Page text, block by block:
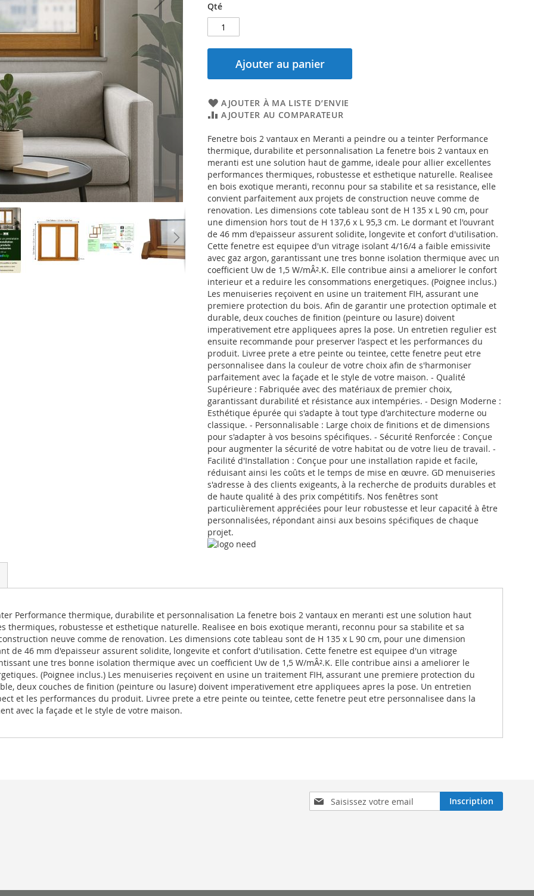
Qté
Ajouter au panier
AJOUTER À MA LISTE D’ENVIE
AJOUTER AU COMPARATEUR
Fenetre bois 2 vantaux en Meranti a peindre ou a teinter Performance
thermique, durabilite et personnalisation La fenetre bois 2 vantaux en
meranti est une solution haut de gamme, ideale pour allier excellentes
performances thermiques, robustesse et esthetique naturelle. Realisee
en bois exotique meranti, reconnu pour sa stabilite et sa resistance, elle
convient parfaitement aux projets de construction neuve comme de
renovation. Les dimensions cote tableau sont de H 135 x L 90 cm, pour
une dimension hors tout de H 137,6 x L 95,3 cm. Le dormant et l'ouvrant
de 46 mm d'epaisseur assurent solidite, longevite et confort d'utilisation.
Cette fenetre est equipee d'un vitrage isolant 4/16/4 a faible emissivite
avec gaz argon, garantissant une tres bonne isolation thermique avec un
coefficient Uw de 1,5 W/mÂ².K. Elle contribue ainsi a ameliorer le confort
interieur et a reduire les consommations energetiques. (Poignee inclus.)
Les menuiseries reçoivent en usine un traitement FIH, assurant une
premiere protection du bois. Afin de garantir une protection optimale et
durable, deux couches de finition (peinture ou lasure) doivent
imperativement etre appliquees apres la pose. Un entretien regulier est
ensuite recommande pour preserver l'aspect et les performances du
produit. Livree prete a etre peinte ou teintee, cette fenetre peut etre
personnalisee dans la couleur de votre choix afin de s'harmoniser
parfaitement avec la façade et le style de votre maison. - Qualité
Supérieure : Fabriquée avec des matériaux de premier choix,
garantissant durabilité et résistance aux intempéries. - Design Moderne :
Esthétique épurée qui s'adapte à tout type d'architecture moderne ou
classique. - Personnalisable : Large choix de finitions et de dimensions
pour s'adapter à vos besoins spécifiques. - Sécurité Renforcée : Conçue
pour augmenter la sécurité de votre habitat ou de votre lieu de travail. -
Facilité d'Installation : Conçue pour une installation rapide et facile,
réduisant ainsi les coûts et le temps de mise en œuvre. GD menuiseries
s'adresse à des clients exigeants, à la recherche de produits durables et
de haute qualité à des prix compétitifs. Nos fenêtres sont
particulièrement appréciées pour leur robustesse et leur capacité à être
personnalisées, répondant ainsi aux besoins spécifiques de chaque
projet.
Performance thermique, durabilite et personnalisation La fenetre bois 2 vantaux en meranti est une solution haut
thermiques, robustesse et esthetique naturelle. Realisee en bois exotique meranti, reconnu pour sa stabilite et sa
neuve comme de renovation. Les dimensions cote tableau sont de H 135 x L 90 cm, pour une dimension
de 46 mm d'epaisseur assurent solidite, longevite et confort d'utilisation. Cette fenetre est equipee d'un vitrage
une tres bonne isolation thermique avec un coefficient Uw de 1,5 W/mÂ².K. Elle contribue ainsi a ameliorer le
(Poignee inclus.) Les menuiseries reçoivent en usine un traitement FIH, assurant une premiere protection du
deux couches de finition (peinture ou lasure) doivent imperativement etre appliquees apres la pose. Un entretien
et les performances du produit. Livree prete a etre peinte ou teintee, cette fenetre peut etre personnalisee dans la
avec la façade et le style de votre maison.
Inscription
à
Inscription